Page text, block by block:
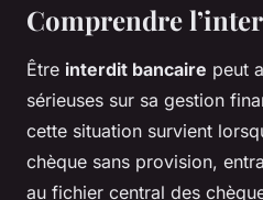
Comprendre
Être interdit bancaire peut
sérieuses sur sa gestion
cette situation survient
chèque sans provision,
au fichier central des